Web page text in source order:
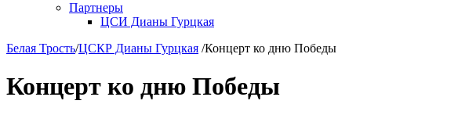
Партнеры
ЦСИ Дианы Гурцкая
Белая Трость/ЦСКР Дианы Гурцкая /Концерт ко дню Победы
Концерт ко дню Победы